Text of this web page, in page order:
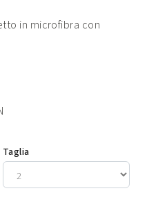
in microfibra con
Taglia